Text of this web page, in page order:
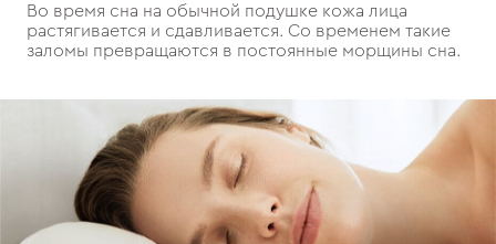
Во время сна на обычной подушке кожа лица
растягивается и сдавливается. Со временем такие
заломы превращаются в постоянные морщины сна.